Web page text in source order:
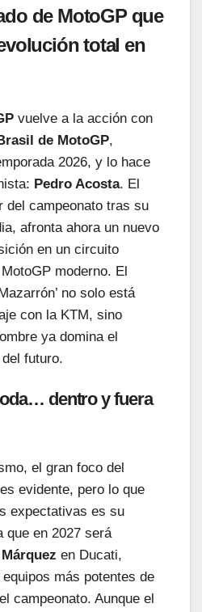
de MotoGP que
total en
vuelve a la acción con
de MotoGP,
2026, y lo hace
Pedro Acosta. El
del campeonato tras su
afronta ahora un nuevo
en un circuito
moderno. El
no solo está
con la KTM, sino
ya domina el
futuro.
dentro y fuera
el gran foco del
evidente, pero lo que
expectativas es su
que en 2027 será
en Ducati,
más potentes de
campeonato. Aunque el